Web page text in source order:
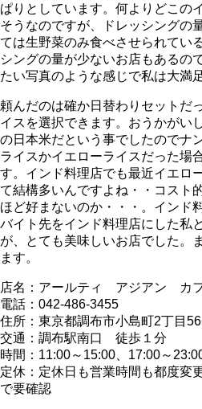
ぱりとしています。何よりどこの
そうなのですが、ドレッシングの
ては生野菜のみ食べさせられてい
シングの量が少ないお店もあるの
たい写真のような感じで私は大満
頼んだのは確か日替わりセットだ
イスを選択できます。おうかがい
の日本米だという事でしたのでナ
ライスかイエローライスだった場
す。インド料理店でも最近イエロ
て結構多いんですよね・・コスト
ほど好まないのか・・・。インド
バイト先をインド料理店にした私
が、とても美味しいお店でした。
ます。
店名：アールティ アジアン カフ
電話：042-486-3455
住所：東京都調布市小島町2丁目
交通：調布駅南口 徒歩１分
時間：11:00～15:00、17:00～
定休：定休日も営業時間も都度変
で要確認